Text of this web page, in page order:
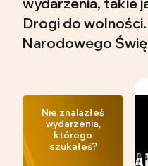
Drogi do
Narodowego
Nie znalazłeś
wydarzenia,
którego
szukałeś?